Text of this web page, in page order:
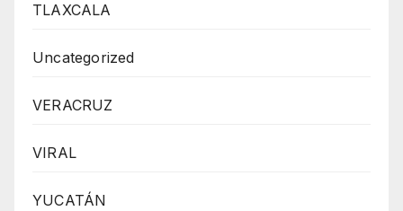
TLAXCALA
Uncategorized
VERACRUZ
VIRAL
YUCATÁN